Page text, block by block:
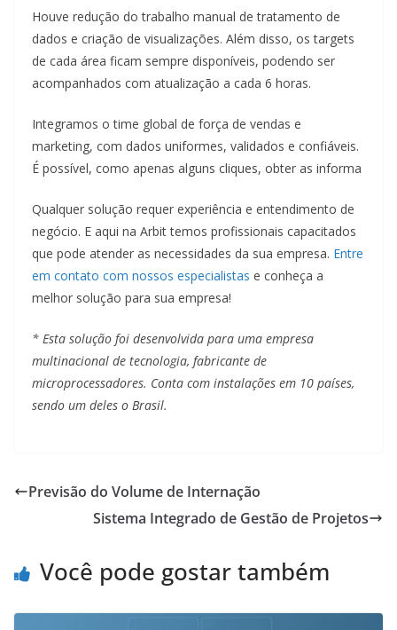
Houve redução do trabalho manual de tratamento de
dados e criação de visualizações. Além disso, os targets
de cada área ficam sempre disponíveis, podendo ser
acompanhados com atualização a cada 6 horas.
Integramos o time global de força de vendas e
marketing, com dados uniformes, validados e confiáveis.
É possível, como apenas alguns cliques, obter as informa
Qualquer solução requer experiência e entendimento de
negócio. E aqui na Arbit temos profissionais capacitados
que pode atender as necessidades da sua empresa. Entre
em contato com nossos especialistas e conheça a
melhor solução para sua empresa!
* Esta solução foi desenvolvida para uma empresa
multinacional de tecnologia, fabricante de
microprocessadores. Conta com instalações em 10 países,
sendo um deles o Brasil.
Previsão do Volume de Internação
Sistema Integrado de Gestão de Projetos
Você pode gostar também